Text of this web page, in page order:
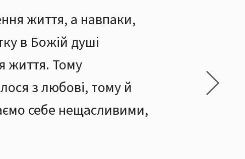
життя, а навпаки,
в Божій душі
життя. Тому
з любові, тому й
себе нещасливими,